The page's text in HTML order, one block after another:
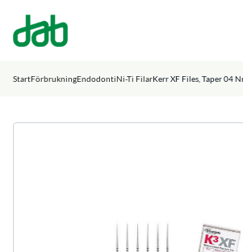
DAB Dental
StartFörbrukningEndodontiNi-Ti FilarKerr XF Files, Taper 04